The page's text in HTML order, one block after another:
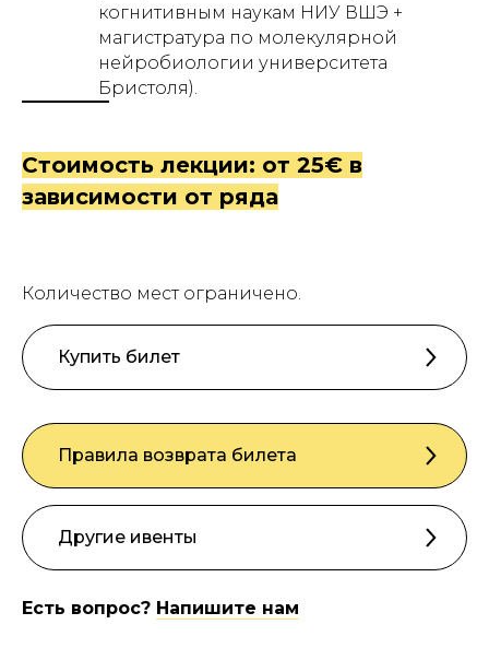
когнитивным наукам НИУ ВШЭ +
магистратура по молекулярной
нейробиологии университета
Бристоля).
Стоимость лекции: от 25€ в
зависимости от ряда
Количество мест ограничено.
Купить билет
Правила возврата билета
Другие ивенты
Есть вопрос? Напишите нам